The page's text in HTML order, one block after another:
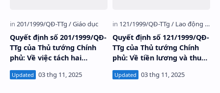
Quyết định số 201/1999/QĐ-
TTg của Thủ tướng Chính
phủ: Về việc tách hai
trường Đại học Sư phạm
khỏi hai Đại học Quốc gia.
Quyết định số 121/1999/QĐ-
TTg của Thủ tướng Chính
phủ: Về tiền lương và thu
nhập của Tổng công ty Điện
lực Việt Nam